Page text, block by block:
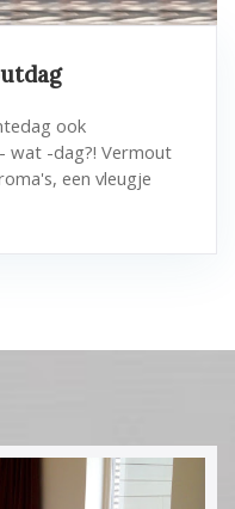
ook
wat -dag?! Vermout
een vleugje